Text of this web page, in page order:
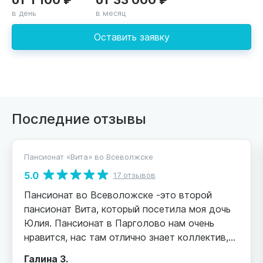
Оставить заявку
в день в месяц
Последние отзывы
Пансионат «Вита» во Всеволжске
5.0 17 отзывов
Пансионат во Всеволожске -это второй
пансионат Вита, который посетила моя дочь
Юлия. Пансионат в Парголово нам очень
нравится, нас там отлично знает коллектив,
Галина З.